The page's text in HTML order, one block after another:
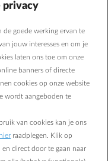
voor mijn
Antwoord wisselen
tarieven
Antwoord wisselen
van
privacy
de goede werking ervan te
jouw interesses en om je
laten ons toe om onze
banners of directe
cookies op onze website
wordt aangeboden te
van cookies kan je ons
hier raadplegen. Klik op
en direct door te gaan naar